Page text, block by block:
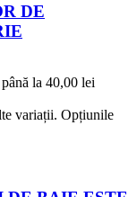
DE
la 40,00 lei
variații. Opțiunile